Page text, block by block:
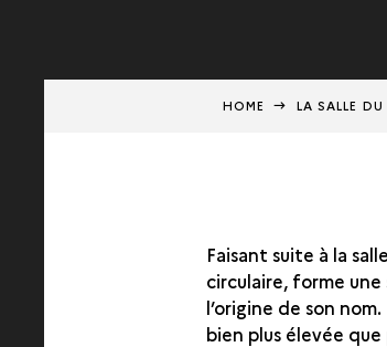
HOME LA SALLE DU
Faisant suite à la
circulaire, forme une
l’origine de son
bien plus élevée